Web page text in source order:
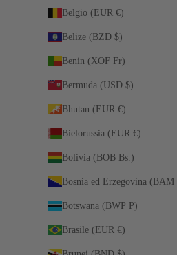
Belgio (EUR €)
Belize (BZD $)
Benin (XOF Fr)
Bermuda (USD $)
Bhutan (EUR €)
Bielorussia (EUR €)
Bolivia (BOB Bs.)
Botswana (BWP P)
Brasile (EUR €)